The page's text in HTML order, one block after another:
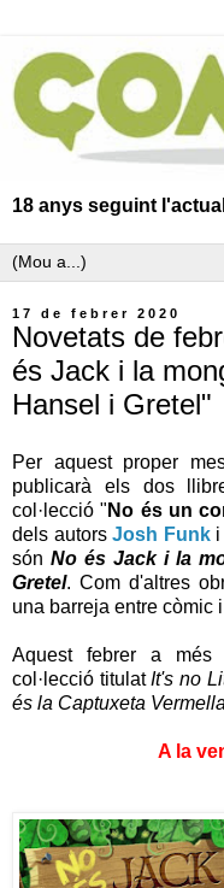
18 anys seguint
17 de febrer 2020
Novetats de
és Jack i la
Hansel i Gretel"
Per aquest proper
publicarà els dos
col·lecció " No és un
dels autorsJosh Funki
són No és Jack i la
Gretel. Com d'altres
una barreja entre còmic
Aquest febrer a més
col·lecció titulatIt's no
és la Captuxeta Vermella
A la